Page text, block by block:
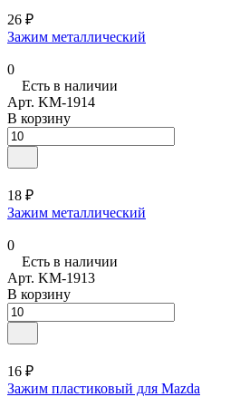
26 ₽
Зажим металлический
0
Есть в наличии
Арт. KM-1914
В корзину
18 ₽
Зажим металлический
0
Есть в наличии
Арт. KM-1913
В корзину
16 ₽
Зажим пластиковый для Mazda